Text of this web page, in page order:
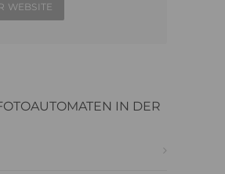
WEBSITE
IN DER